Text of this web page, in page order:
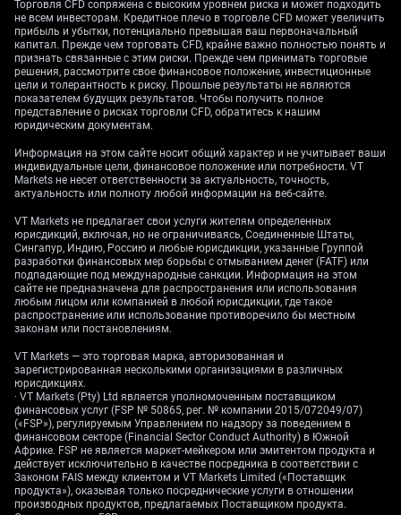
На фоне движения USD/JPY к отметке 159,00
ближайшая траектория выглядит в пользу
укрепления доллара. Ожидания повышения ставки
ФРС до конца года усиливаются, особенно после
того как инфляция в США за апрель 2026 года
осталась высокой — 3,8%. Трейдерам стоит
рассмотреть покупку колл‑опционов со страйком
около 160,00, чтобы воспользоваться текущим
импульсом вверх. Колл‑опцион — контракт, дающий
право купить актив по фиксированной цене
(страйку) до определённой даты.
При этом необходимо соблюдать осторожность:
индикаторы показывают, что рост может быть
чрезмерным. RSI находится в зоне перекупленности,
что часто указывает на ослабление импульса.
Рынок также помнит, как японские власти весной
2024 года активно вмешались, когда пара
поднялась выше 160,00, после чего последовал
резкий разворот.
Опционные стратегии
для рынка в обе
стороны
Торговля CFD сопряжена с высоким уровнем риска и может подходить
не всем инвесторам. Кредитное плечо в торговле CFD может увеличить
прибыль и убытки, потенциально превышая ваш первоначальный
капитал. Прежде чем торговать CFD, крайне важно полностью понять и
признать связанные с этим риски. Прежде чем принимать торговые
решения, рассмотрите свое финансовое положение, инвестиционные
цели и толерантность к риску. Прошлые результаты не являются
показателем будущих результатов. Чтобы получить полное
представление о рисках торговли CFD, обратитесь к нашим
юридическим документам.
Информация на этом сайте носит общий характер и не учитывает ваши
индивидуальные цели, финансовое положение или потребности. VT
Markets не несет ответственности за актуальность, точность,
актуальность или полноту любой информации на веб-сайте.
VT Markets не предлагает свои услуги жителям определенных
юрисдикций, включая, но не ограничиваясь, Соединенные Штаты,
Сингапур, Индию, Россию и любые юрисдикции, указанные Группой
разработки финансовых мер борьбы с отмыванием денег (FATF) или
подпадающие под международные санкции. Информация на этом
сайте не предназначена для распространения или использования
любым лицом или компанией в любой юрисдикции, где такое
распространение или использование противоречило бы местным
законам или постановлениям.
VT Markets — это торговая марка, авторизованная и
зарегистрированная несколькими организациями в различных
юрисдикциях.
· VT Markets (Pty) Ltd является уполномоченным поставщиком
финансовых услуг (FSP № 50865, рег. № компании 2015/072049/07)
(«FSP»), регулируемым Управлением по надзору за поведением в
финансовом секторе (Financial Sector Conduct Authority) в Южной
Африке. FSP не является маркет-мейкером или эмитентом продукта и
действует исключительно в качестве посредника в соответствии с
Законом FAIS между клиентом и VT Markets Limited («Поставщик
продукта»), оказывая только посреднические услуги в отношении
производных продуктов, предлагаемых Поставщиком продукта.